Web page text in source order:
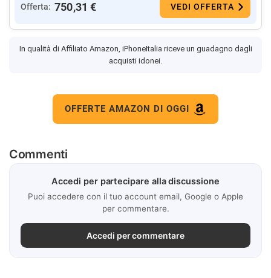
Offerta: 750,31 € VEDI OFFERTA
In qualità di Affiliato Amazon, iPhoneItalia riceve un guadagno dagli
acquisti idonei.
OFFERTE AMAZON DI OGGI
Commenti
Accedi per partecipare alla discussione
Puoi accedere con il tuo account email, Google o Apple
per commentare.
Accedi per commentare